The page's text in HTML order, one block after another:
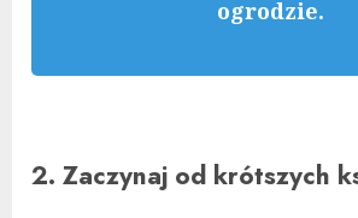
ogrodzie.
2. Zaczynaj od krótszych